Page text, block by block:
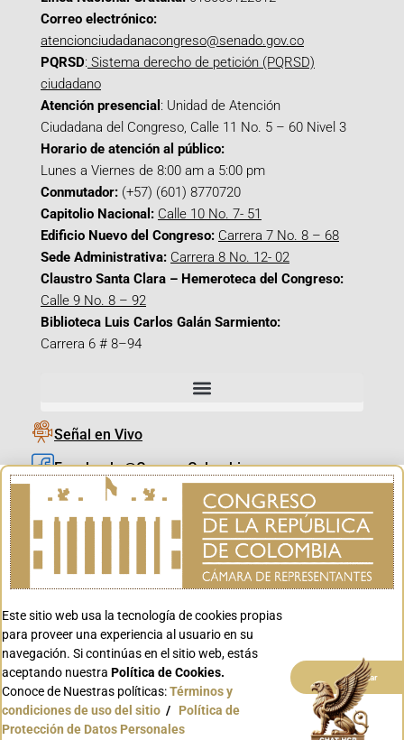
Correo electrónico:
atencionciudadanacongreso@senado.gov.co
PQRSD: Sistema derecho de petición (PQRSD)
ciudadano
Atención presencial : Unidad de Atención
Ciudadana del Congreso, Calle 11 No. 5 – 60 Nivel 3
Horario de atención al público:
Lunes a Viernes de 8:00 am a 5:00 pm
Conmutador: (+57) (601) 8770720
Capitolio Nacional: Calle 10 No. 7- 51
Edificio Nuevo del Congreso: Carrera 7 No. 8 – 68
Sede Administrativa: Carrera 8 No. 12- 02
Claustro Santa Clara – Hemeroteca del Congreso:
Calle 9 No. 8 – 92
Biblioteca Luis Carlos Galán Sarmiento:
Carrera 6 # 8–94
Señal en Vivo
Facebook_@CamaraColombia
Instagram_@CamaraColombia
X_@CamaraColombia
Youtube_@CamaraColombia
Youtube_@CanalCongreso
Conoce GOV.CO
Este sitio web usa la tecnología de cookies propias
para proveer una experiencia al usuario en su
navegación. Si continúas en el sitio web, estás
aceptando nuestra Política de Cookies.
Conoce de Nuestras políticas:Términos y
condiciones de uso del sitio / Política de
Protección de Datos Personales
Aceptar